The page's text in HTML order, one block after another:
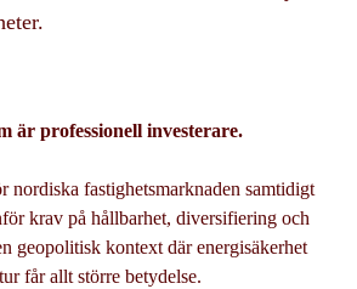
är professionell investerare.
nordiska fastighetsmarknaden samtidigt
krav på hållbarhet, diversifiering och
geopolitisk kontext där energisäkerhet
får allt större betydelse.